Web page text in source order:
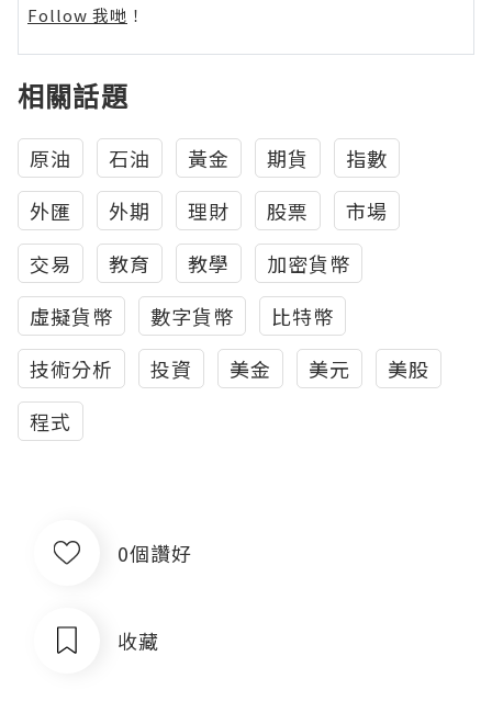
Follow 我哋 ！
相關話題
原油 石油 黃金 期貨
指數
外匯
外期 理財 股票
市場
交易
教育 教學
加密貨幣
虛擬貨幣
數字貨幣
比特幣
技術分析
投資 美金 美元
美股
程式
0個讚好
收藏